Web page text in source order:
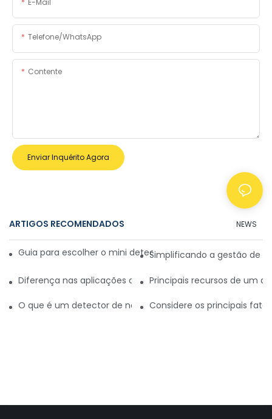
E-Mail
Telefone/WhatsApp
Contente
Enviar Inquérito Agora
ARTIGOS RECOMENDADOS NEWS
Guia para escolher o mini detector de dinheiro ideal para
Simplificando a gestão de
Diferença nas aplicações do detector de dinheiro portátil
Principais recursos de um
O que é um detector de notas de dólar?Considere os principais